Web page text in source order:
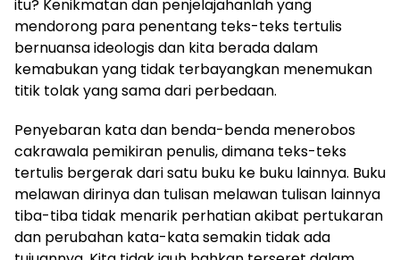
itu? Kenikmatan dan penjelajahanlah yang
mendorong para penentang teks-teks tertulis
bernuansa ideologis dan kita berada dalam
kemabukan yang tidak terbayangkan menemukan
titik tolak yang sama dari perbedaan.
Penyebaran kata dan benda-benda menerobos
cakrawala pemikiran penulis, dimana teks-teks
tertulis bergerak dari satu buku ke buku lainnya. Buku
melawan dirinya dan tulisan melawan tulisan lainnya
tiba-tiba tidak menarik perhatian akibat pertukaran
dan perubahan kata-kata semakin tidak ada